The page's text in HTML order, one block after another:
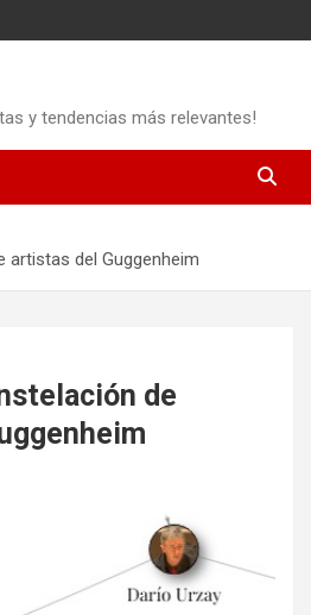
y tendencias más relevantes!
artistas del Guggenheim
de